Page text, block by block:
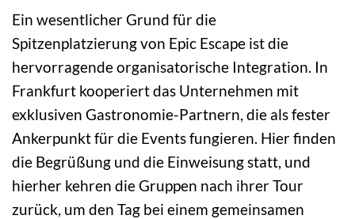
Ein wesentlicher Grund für die
Spitzenplatzierung von Epic Escape ist die
hervorragende organisatorische Integration. In
Frankfurt kooperiert das Unternehmen mit
exklusiven Gastronomie-Partnern, die als fester
Ankerpunkt für die Events fungieren. Hier finden
die Begrüßung und die Einweisung statt, und
hierher kehren die Gruppen nach ihrer Tour
zurück, um den Tag bei einem gemeinsamen